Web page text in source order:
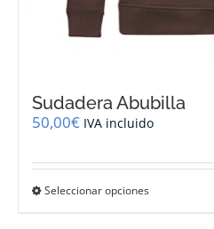
Sudadera Abubilla
50,00€ IVA incluido
Seleccionar opciones